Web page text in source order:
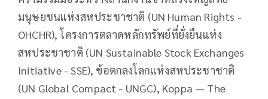
มนุษยชนแห่งสหประชาชาติ (UN Human Rights -
OHCHR), โครงการตลาดหลักทรัพย์ที่ยั่งยืนแห่ง
สหประชาชาติ (UN Sustainable Stock Exchanges
Initiative - SSE), ข้อตกลงโลกแห่งสหประชาชาติ
(UN Global Compact - UNGC), Koppa — The